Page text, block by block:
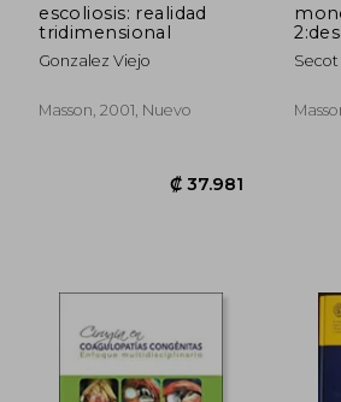
escoliosis: realidad
tridimensional
Gonzalez Viejo
Masson, 2001, Nuevo
Secot